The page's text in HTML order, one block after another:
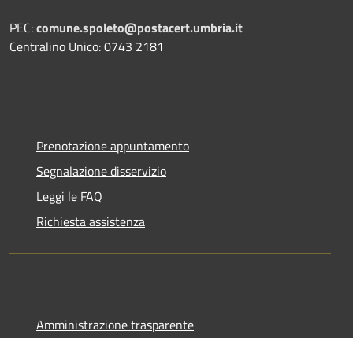
PEC:comune.spoleto@postacert.umbria.it
Centralino Unico: 0743 2181
Prenotazione appuntamento
Segnalazione disservizio
Leggi le FAQ
Richiesta assistenza
Amministrazione trasparente